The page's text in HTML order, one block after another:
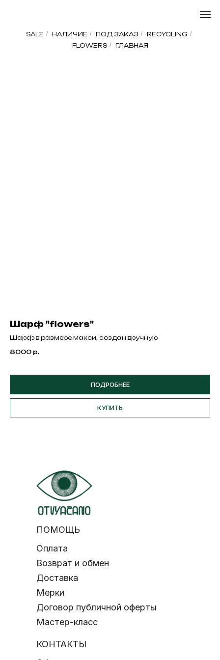
SALE / НАЛИЧИЕ / ПОД ЗАКАЗ / RECYCLING /
FLOWERS / ГЛАВНАЯ
Шарф "flowers"
Шарф в размере макси, создан вручную
8000 р.
ПОДРОБНЕЕ
КУПИТЬ
ПОМОЩЬ
КОНТАКТЫ
Оплата
Возврат и обмен
Мерки
Мастер-класс
Договор публичной оферты
Доставка